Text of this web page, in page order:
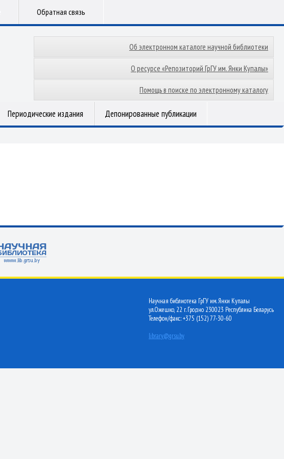
Обратная связь
Об электронном каталоге научной библиотеки
О ресурсе «Репозиторий ГрГУ им. Янки Купалы»
Помощь в поиске по электронному каталогу
Периодические издания Депонированные публикации
Научная библиотека ГрГУ им. Янки Купалы
ул.Ожешко, 22 г. Гродно 230023 Республика Беларусь
Телефон/факс: +375 (152) 77-30-60
library@grsu.by